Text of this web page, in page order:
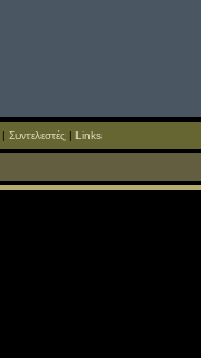
| Συντελεστές | Links